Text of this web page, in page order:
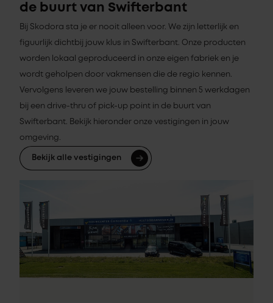
de buurt van Swifterbant
Bij Skodora sta je er nooit alleen voor. We zijn letterlijk en
figuurlijk dichtbij jouw klus in Swifterbant. Onze producten
worden lokaal geproduceerd in onze eigen fabriek en je
wordt geholpen door vakmensen die de regio kennen.
Vervolgens leveren we jouw bestelling binnen 5 werkdagen
bij een drive-thru of pick-up point in de buurt van
Swifterbant. Bekijk hieronder onze vestigingen in jouw
omgeving.
Bekijk alle vestigingen